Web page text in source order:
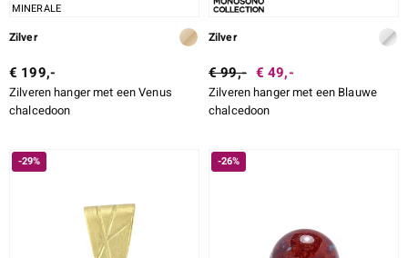
MINERALE
Zilver
€ 199,-
Zilveren hanger met een Venus
chalcedoon
Zilver
€ 99,- € 49,-
Zilveren hanger met een Blauwe
chalcedoon
-29% -26%